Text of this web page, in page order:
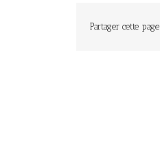
Partager cette page